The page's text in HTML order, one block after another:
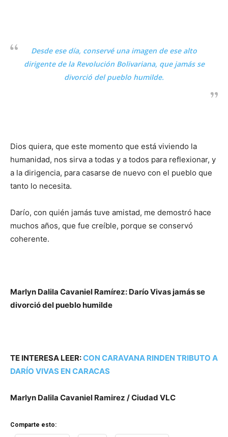
Desde ese día, conservé una imagen de ese alto
dirigente de la Revolución Bolivariana, que jamás se
divorció del pueblo humilde.
Dios quiera, que este momento que está viviendo la
humanidad, nos sirva a todas y a todos para reflexionar, y
a la dirigencia, para casarse de nuevo con el pueblo que
tanto lo necesita.
Darío, con quién jamás tuve amistad, me demostró hace
muchos años, que fue creíble, porque se conservó
coherente.
Marlyn Dalila Cavaniel Ramírez: Darío Vivas jamás se
divorció del pueblo humilde
TE INTERESA LEER:CON CARAVANA RINDEN TRIBUTO A
DARÍO VIVAS EN CARACAS
Marlyn Dalila Cavaniel Ramirez / Ciudad VLC
Comparte esto: